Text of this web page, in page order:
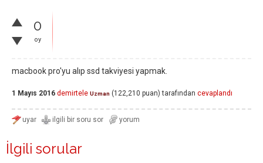
0
oy
macbook pro'yu alıp ssd takviyesi yapmak.
1 Mayıs 2016 demirtele Uzman (122,210 puan) tarafından cevaplandı
İlgili sorular